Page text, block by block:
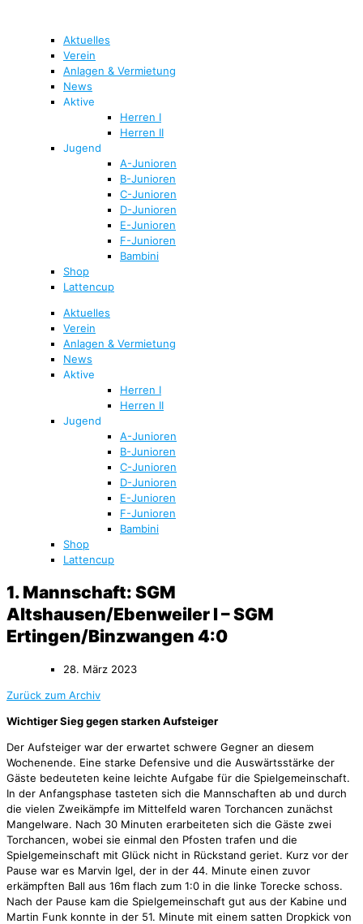
Aktuelles
Verein
Anlagen & Vermietung
News
Aktive
Herren I
Herren II
Jugend
A-Junioren
B-Junioren
C-Junioren
D-Junioren
E-Junioren
F-Junioren
Bambini
Shop
Lattencup
Aktuelles
Verein
Anlagen & Vermietung
News
Aktive
Herren I
Herren II
Jugend
A-Junioren
B-Junioren
C-Junioren
D-Junioren
E-Junioren
F-Junioren
Bambini
Shop
Lattencup
1. Mannschaft: SGM
Altshausen/Ebenweiler I – SGM
Ertingen/Binzwangen 4:0
28. März 2023
Zurück zum Archiv
Wichtiger Sieg gegen starken Aufsteiger
Der Aufsteiger war der erwartet schwere Gegner an diesem
Wochenende. Eine starke Defensive und die Auswärtsstärke der
Gäste bedeuteten keine leichte Aufgabe für die Spielgemeinschaft.
In der Anfangsphase tasteten sich die Mannschaften ab und durch
die vielen Zweikämpfe im Mittelfeld waren Torchancen zunächst
Mangelware. Nach 30 Minuten erarbeiteten sich die Gäste zwei
Torchancen, wobei sie einmal den Pfosten trafen und die
Spielgemeinschaft mit Glück nicht in Rückstand geriet. Kurz vor der
Pause war es Marvin Igel, der in der 44. Minute einen zuvor
erkämpften Ball aus 16m flach zum 1:0 in die linke Torecke schoss.
Nach der Pause kam die Spielgemeinschaft gut aus der Kabine und
Martin Funk konnte in der 51. Minute mit einem satten Dropkick von